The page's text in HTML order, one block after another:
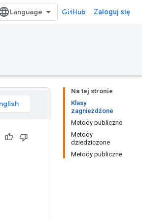
GitHub Zaloguj się
Na tej stronie
Klasy
zagnieżdżone
Metody publiczne
Metody
dziedziczone
Metody publiczne